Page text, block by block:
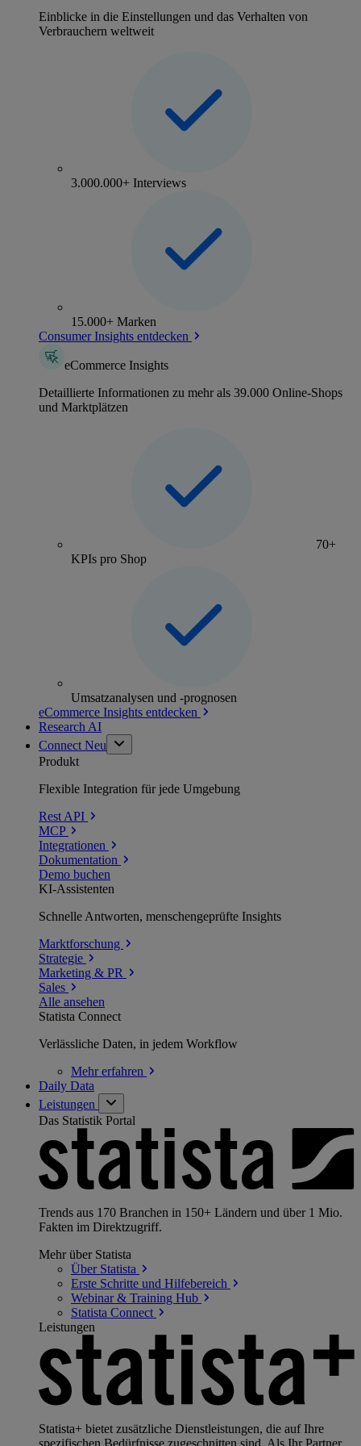
Einblicke in die Einstellungen und das Verhalten von
Verbrauchern weltweit
3.000.000+ Interviews
15.000+ Marken
Consumer Insights entdecken
eCommerce Insights
Detaillierte Informationen zu mehr als 39.000 Online-Shops
und Marktplätzen
70+
KPIs pro Shop
Umsatzanalysen und -prognosen
eCommerce Insights entdecken
Research AI
Connect Neu
Produkt
Flexible Integration für jede Umgebung
Rest API
MCP
Integrationen
Dokumentation
Demo buchen
KI-Assistenten
Schnelle Antworten, menschengeprüfte Insights
Marktforschung
Strategie
Marketing & PR
Sales
Alle ansehen
Statista Connect
Verlässliche Daten, in jedem Workflow
Mehrerfahren
Daily Data
Leistungen
Das Statistik Portal
Trends aus 170 Branchen in 150+ Ländern und über 1 Mio.
Fakten im Direktzugriff.
Mehr über Statista
Über Statista
Erste Schritte und Hilfebereich
Webinar & Training Hub
Statista Connect
Leistungen
Statista+ bietet zusätzliche Dienstleistungen, die auf Ihre
spezifischen Bedürfnisse zugeschnitten sind. Als Ihr Partner